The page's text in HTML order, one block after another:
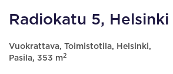
Radiokatu 5, Helsinki
Vuokrattava, Toimistotila, Helsinki,
Pasila, 353 m2